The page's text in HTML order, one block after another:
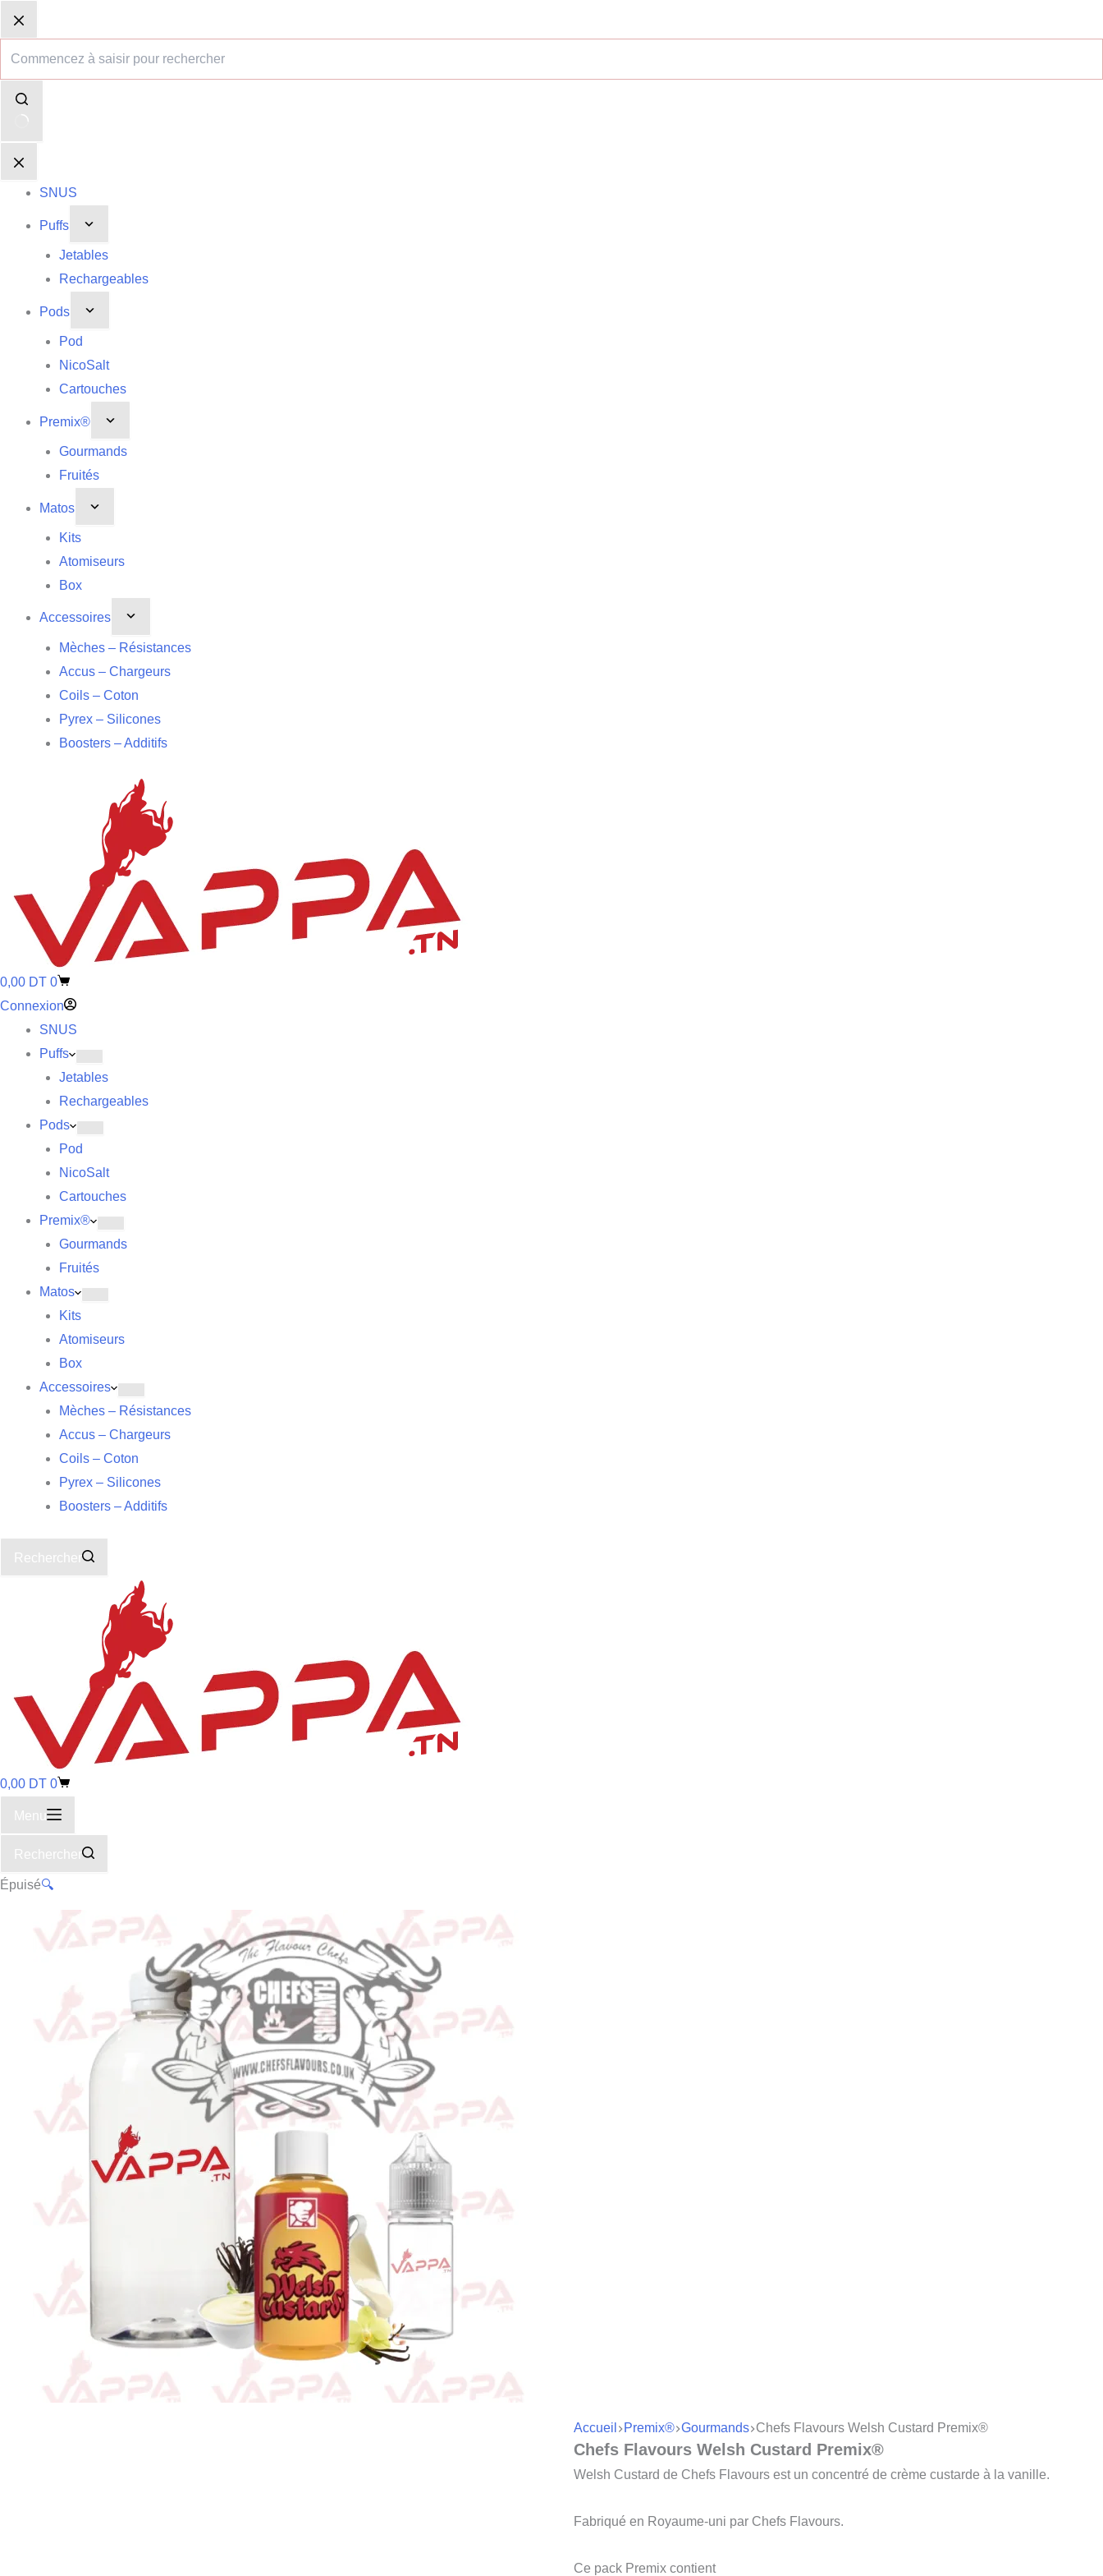
au
contenu
résultat
SNUS
Puffs
Jetables
Rechargeables
Pods
Pod
NicoSalt
Cartouches
Premix®
Gourmands
Fruités
Matos
Kits
Atomiseurs
Box
Accessoires
Mèches – Résistances
Accus – Chargeurs
Coils – Coton
Pyrex – Silicones
Boosters – Additifs
d’achat
0,00 DT 0
Connexion
SNUS
Puffs
Jetables
Rechargeables
Pods
Pod
NicoSalt
Cartouches
Premix®
Gourmands
Fruités
Matos
Kits
Atomiseurs
Box
Accessoires
Mèches – Résistances
Accus – Chargeurs
Coils – Coton
Pyrex – Silicones
Boosters – Additifs
Rechercher
d’achat
0,00 DT 0
Menu
Rechercher
Épuisé🔍
Accueil Premix® Gourmands Chefs Flavours Welsh Custard Premix®
Chefs Flavours Welsh Custard Premix®
Welsh Custard de Chefs Flavours est un concentré de crème custarde à la vanille.
Fabriqué en Royaume-uni par Chefs Flavours.
Ce pack Premix contient